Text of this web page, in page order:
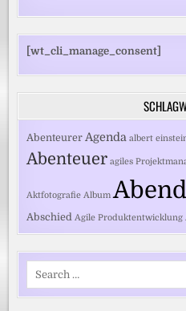
[wt_cli_manage_consent]
Abenteurer Agenda albert
Abenteuer agiles
Aktfotografie Album Abend
Abschied Agile Produktentwicklung